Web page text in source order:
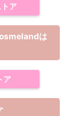
ア
は
ア